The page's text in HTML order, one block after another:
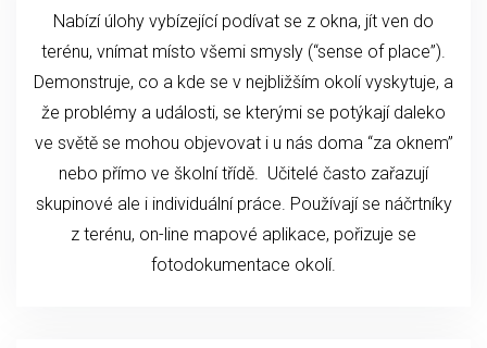
Nabízí úlohy vybízející podívat se z okna, jít ven do
terénu, vnímat místo všemi smysly (“sense of place”).
Demonstruje, co a kde se v nejbližším okolí vyskytuje, a
že problémy a události, se kterými se potýkají daleko
ve světě se mohou objevovat i u nás doma “za oknem”
nebo přímo ve školní třídě. Učitelé často zařazují
skupinové ale i individuální práce. Používají se náčrtníky
z terénu, on-line mapové aplikace, pořizuje se
fotodokumentace okolí.